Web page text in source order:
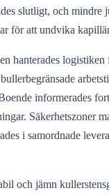
slutligt, och mindre
för att undvika
hanterades
informerades
Säkerhetszoner
i samordnade
och jämn